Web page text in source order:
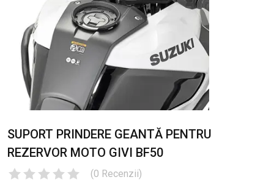
SUPORT PRINDERE GEANTĂ PENTRU
REZERVOR MOTO GIVI BF50
(0 Recenzii)